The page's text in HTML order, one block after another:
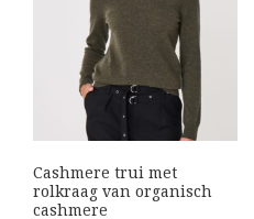
Cashmere trui met
rolkraag van organisch
cashmere